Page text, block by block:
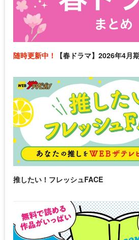
随時更新中！ 【春ドラマ】2026年4月
推したい！フレッシュFACE